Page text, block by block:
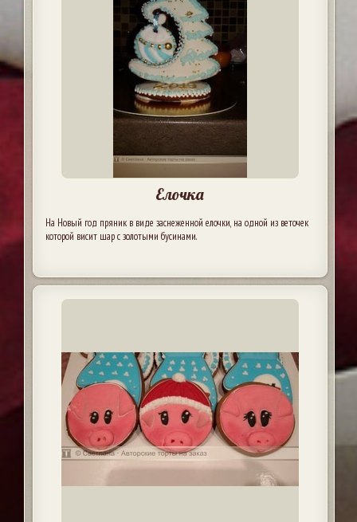
Елочка
На Новый год пряник в виде заснеженной елочки, на одной из веточек
которой висит шар с золотыми бусинами.